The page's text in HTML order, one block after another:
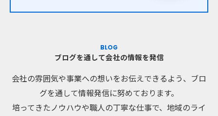
ブログを通して会社の情報を発信
BLOG
会社の雰囲気や事業への想いをお伝えできるよう、ブロ
グを通して情報発信に努めております。
培ってきたノウハウや職人の丁寧な仕事で、地域のライ